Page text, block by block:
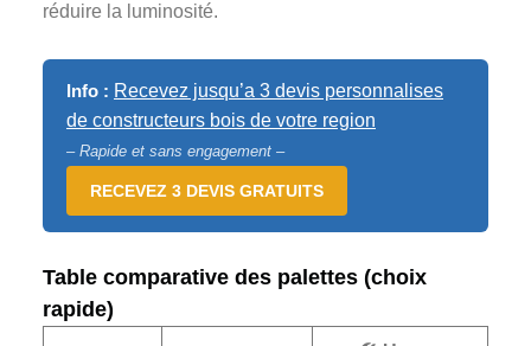
réduire la luminosité.
Info : Recevez jusqu’a 3 devis personnalises
de constructeurs bois de votre region
– Rapide et sans engagement –
RECEVEZ 3 DEVIS GRATUITS
Table comparative des palettes (choix
rapide)